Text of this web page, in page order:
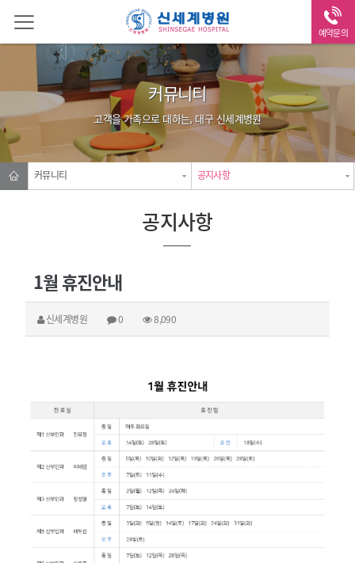
예약문의
커뮤니티
고객을 가족으로 대하는, 대구 신세계병원
커뮤니티 공지사항
공지사항
1월 휴진안내
신세계병원 0 8,090